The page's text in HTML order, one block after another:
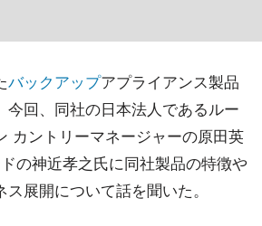
バックアップアプライアンス製品
今回、同社の日本法人であるルー
カントリーマネージャーの原田英
の神近孝之氏に同社製品の特徴や
ス展開について話を聞いた。